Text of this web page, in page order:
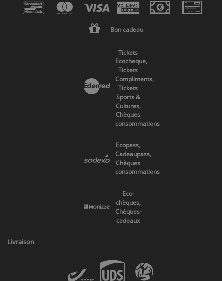
Bon cadeau
Tickets
Ecocheque,
Tickets
Compliments,
Tickets
Sports &
Cultures,
Chèques
consommations
Ecopass,
Cadeaupass,
Chèques
consommations
Eco-
chèques,
Chèques-
cadeaux
Livraison